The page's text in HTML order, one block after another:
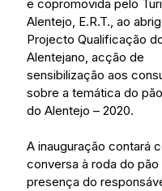
e copromovida pelo
Alentejo, E.R.T., ao
Projecto Qualificação
Alentejano, acção de
sensibilização aos
sobre a temática do
do Alentejo – 2020.
A inauguração contará
conversa à roda do pão
presença do